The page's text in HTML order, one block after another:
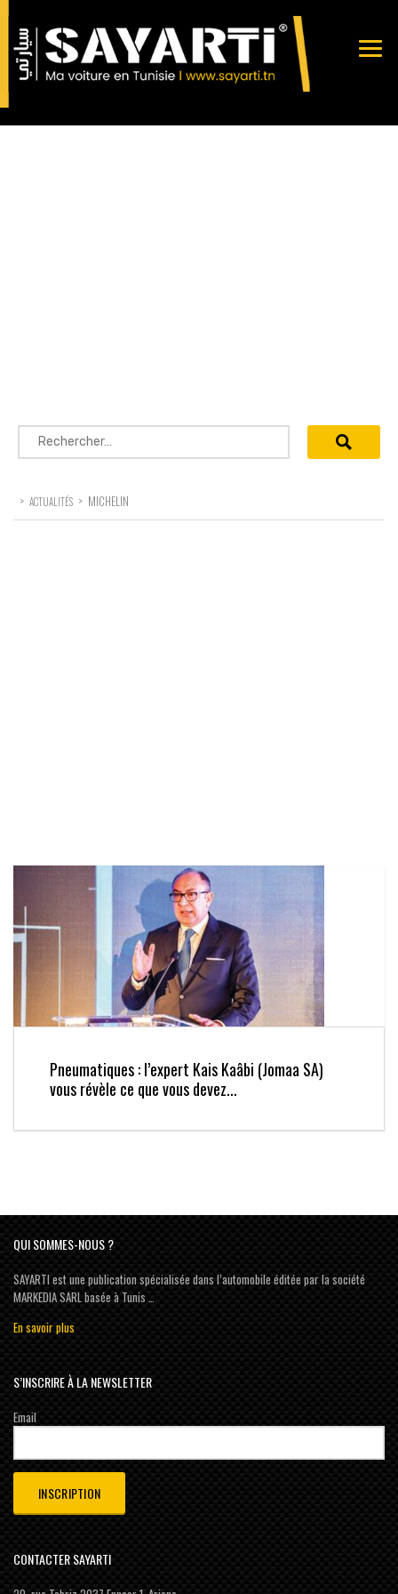
Rechercher :
> ACTUALITÉS > MICHELIN
Pneumatiques : l’expert Kais Kaâbi (Jomaa SA)
vous révèle ce que vous devez...
QUI SOMMES-NOUS ?
SAYARTI est une publication spécialisée dans l’automobile éditée par la société
MARKEDIA SARL basée à Tunis …
En savoir plus
S’INSCRIRE À LA NEWSLETTER
Email
CONTACTER SAYARTI